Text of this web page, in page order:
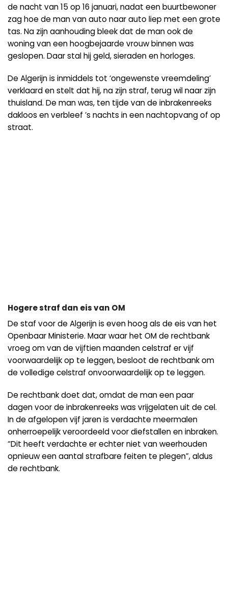
de nacht van 15 op 16 januari, nadat een buurtbewoner
zag hoe de man van auto naar auto liep met een grote
tas. Na zijn aanhouding bleek dat de man ook de
woning van een hoogbejaarde vrouw binnen was
geslopen. Daar stal hij geld, sieraden en horloges.
De Algerijn is inmiddels tot ‘ongewenste vreemdeling’
verklaard en stelt dat hij, na zijn straf, terug wil naar zijn
thuisland. De man was, ten tijde van de inbrakenreeks
dakloos en verbleef ’s nachts in een nachtopvang of op
straat.
Hogere straf dan eis van OM
De staf voor de Algerijn is even hoog als de eis van het
Openbaar Ministerie. Maar waar het OM de rechtbank
vroeg om van de vijftien maanden celstraf er vijf
voorwaardelijk op te leggen, besloot de rechtbank om
de volledige celstraf onvoorwaardelijk op te leggen.
De rechtbank doet dat, omdat de man een paar
dagen voor de inbrakenreeks was vrijgelaten uit de cel.
In de afgelopen vijf jaren is verdachte meermalen
onherroepelijk veroordeeld voor diefstallen en inbraken.
“Dit heeft verdachte er echter niet van weerhouden
opnieuw een aantal strafbare feiten te plegen”, aldus
de rechtbank.